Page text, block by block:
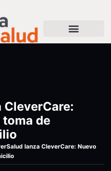
de
lanza CleverCare: Nuevo